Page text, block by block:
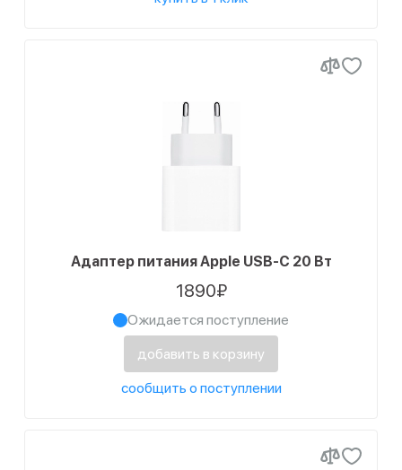
Адаптер питания Apple USB-C 20 Вт
1890₽
Ожидается поступление
добавить в корзину
сообщить о поступлении